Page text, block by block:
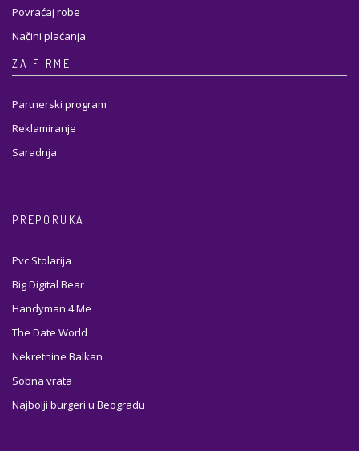
Povraćaj robe
Načini plaćanja
ZA FIRME
Partnerski program
Reklamiranje
Saradnja
PREPORUKA
Pvc Stolarija
Big Digital Bear
Handyman 4 Me
The Date World
Nekretnine Balkan
Sobna vrata
Najbolji burgeri u Beogradu